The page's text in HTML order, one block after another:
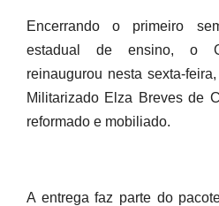
Encerrando o primeiro
estadual de ensino, o
reinaugurou nesta sexta-
Militarizado Elza Breves de
reformado e mobiliado.
A entrega faz parte do